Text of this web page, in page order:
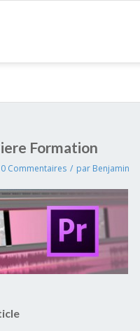
Formation
0 Commentaires / par Benjamin